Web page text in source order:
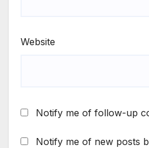
Website
Notify me of follow-up
Notify me of new posts